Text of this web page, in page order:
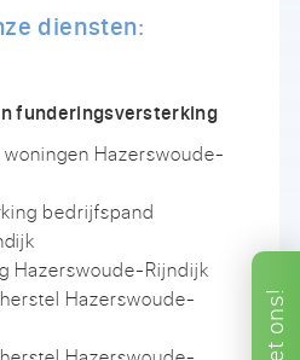
ons!
diensten:
funderingsversterking
Hazerswoude-
bedrijfspand
Hazerswoude-Rijndijk
Hazerswoude-